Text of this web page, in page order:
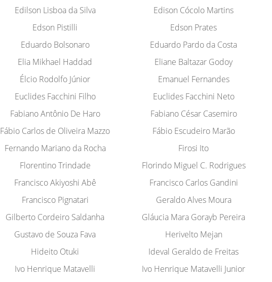
Edilson Lisboa da Silva
Edison Cócolo Martins
Edson Pistilli
Edson Prates
Eduardo Bolsonaro
Eduardo Pardo da Costa
Elia Mikhael Haddad
Eliane Baltazar Godoy
Élcio Rodolfo Júnior
Emanuel Fernandes
Euclides Facchini Filho
Euclides Facchini Neto
Fabiano Antônio De Haro
Fabiano César Casemiro
Fábio Carlos de Oliveira Mazzo
Fábio Escudeiro Marão
Fernando Mariano da Rocha
Firosi Ito
Florentino Trindade
Florindo Miguel C. Rodrigues
Francisco Akiyoshi Abê
Francisco Carlos Gandini
Francisco Pignatari
Geraldo Alves Moura
Gilberto Cordeiro Saldanha
Gláucia Mara Gorayb Pereira
Gustavo de Souza Fava
Herivelto Mejan
Hideito Otuki
Ideval Geraldo de Freitas
Ivo Henrique Matavelli
Ivo Henrique Matavelli Junior